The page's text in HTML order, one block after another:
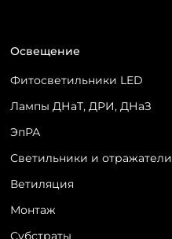
Освещение
Фитосветильники LED
Лампы ДНаТ, ДРИ, ДНаЗ
ЭпРА
Светильники и отражатели
Ветиляция
Монтаж
Субстраты